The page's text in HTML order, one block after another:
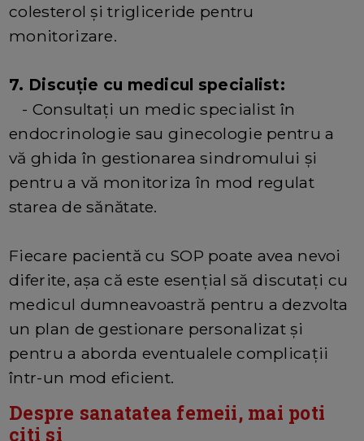
colesterol și trigliceride pentru
monitorizare.
7. Discuție cu medicul specialist:
- Consultați un medic specialist în
endocrinologie sau ginecologie pentru a
vă ghida în gestionarea sindromului și
pentru a vă monitoriza în mod regulat
starea de sănătate.
Fiecare pacientă cu SOP poate avea nevoi
diferite, așa că este esențial să discutați cu
medicul dumneavoastră pentru a dezvolta
un plan de gestionare personalizat și
pentru a aborda eventualele complicații
într-un mod eficient.
Despre sanatatea femeii, mai poti
citi si